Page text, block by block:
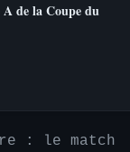
A de la Coupe du
: le match